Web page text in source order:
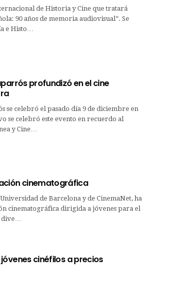
de Historia y Cine que tratará
90 años de memoria audiovisual”. Se
e Histo…
profundizó en el cine
se celebró el pasado día 9 de diciembre en
se celebró este evento en recuerdo al
y Cine…
cinematográfica
de Barcelona y de CinemaNet, ha
cinematográfica dirigida a jóvenes para el
dive…
cinéfilos a precios